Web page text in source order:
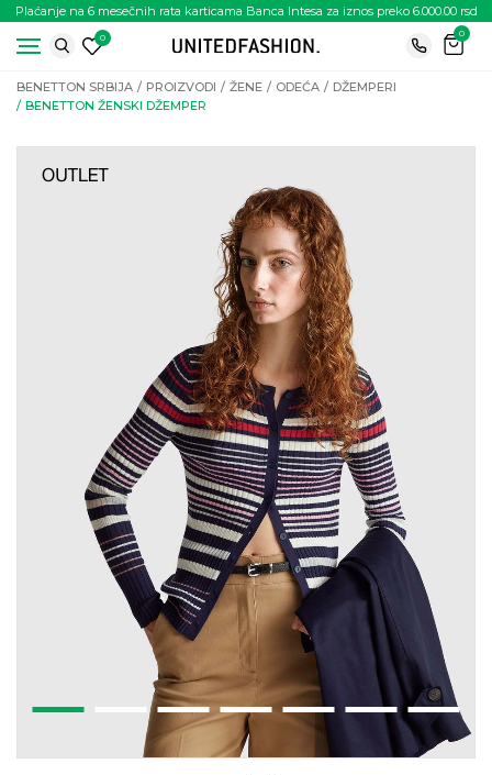
Plaćanje na 6 mesečnih rata karticama Banca Intesa za iznos preko 6.000.00 rsd
0
0
BENETTON SRBIJA PROIZVODI ŽENE ODEĆA
DŽEMPERI
BENETTON ŽENSKI DŽEMPER